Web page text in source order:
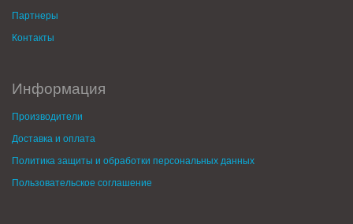
Партнеры
Контакты
Информация
Производители
Доставка и оплата
Политика защиты и обработки персональных данных
Пользовательское соглашение